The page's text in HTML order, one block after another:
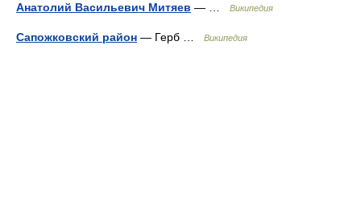
Анатолий Васильевич Митяев — … Википедия
Сапожковский район — Герб … Википедия